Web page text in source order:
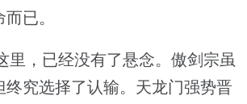
已。
，已经没有了悬念。傲剑宗虽
终究选择了认输。天龙门强势晋